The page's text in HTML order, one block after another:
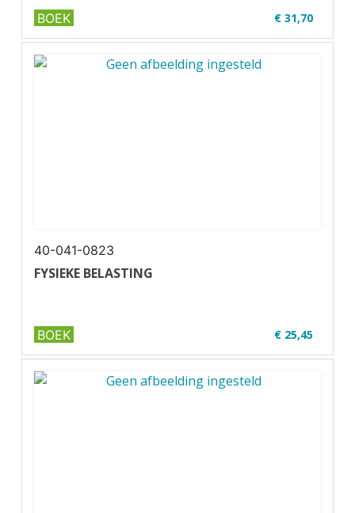
€ 31,70
✔ U07-1
BOEK
40-041-0823
FYSIEKE BELASTING
€ 25,45
✔ U20-1
✔ Zwart-wit
BOEK